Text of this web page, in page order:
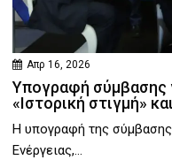
Απρ 16, 2026
Υπογραφή σύμβασης
«Ιστορική στιγμή»
Η υπογραφή της
Ενέργειας,...